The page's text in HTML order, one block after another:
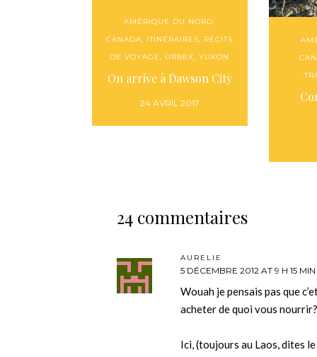
AMÉRIQUE DU NORD,
CANADA, ITINÉRAIRES, RÉCITS
DE VOYAGE, URBEX,YUKON
On arrive à Dawson City
24 AVRIL 2017
24 commentaires
AURELIE
5 DÉCEMBRE 2012 AT 9 H 15 MIN
Wouah je pensais pas que
acheter de quoi vous
Ici, (toujours au Laos, dites